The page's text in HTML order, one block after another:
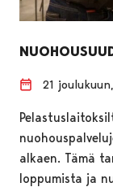
21
alkaen. Tämä
loppumista ja